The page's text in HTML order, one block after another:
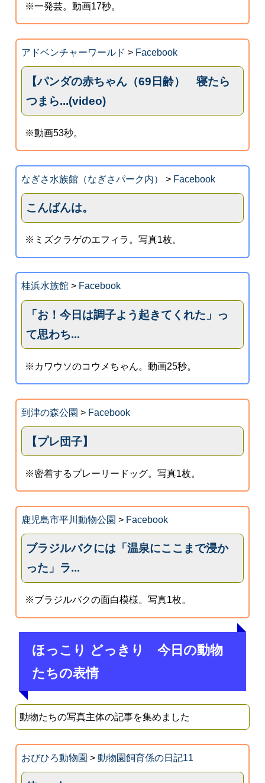
※一発芸。動画17秒。
アドベンチャーワールド > Facebook
【パンダの赤ちゃん（69日齢） 寝たら
つまら...(video)
※動画53秒。
なぎさ水族館（なぎさパーク内） > Facebook
こんばんは。
※ミズクラゲのエフィラ。写真1枚。
桂浜水族館> Facebook
「お！今日は調子よう起きてくれた」っ
て思わち...
※カワウソのコウメちゃん。動画25秒。
到津の森公園 > Facebook
【プレ団子】
※密着するプレーリードッグ。写真1枚。
鹿児島市平川動物公園 > Facebook
ブラジルバクには「温泉にここまで浸か
った」ラ...
※ブラジルバクの面白模様。写真1枚。
ほっこり どっきり 今日の動物
たちの表情
動物たちの写真主体の記事を集めました
おびひろ動物園 > 動物園飼育係の日記11